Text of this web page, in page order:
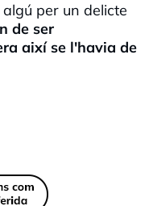
per un delicte
de ser
així se l'havia de